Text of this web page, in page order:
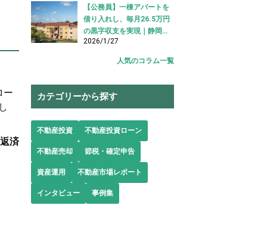
ー
済
【公務員】一棟アパートを
借り入れし、毎月26.5万円
の黒字収支を実現｜静岡県
【アパートローン 借り入れ
2026/1/27
人気のコラム一覧
カテゴリーから探す
不動産投資 不動産投資ローン
不動産売却 節税・確定申告
資産運用 不動産市場レポート
インタビュー 事例集